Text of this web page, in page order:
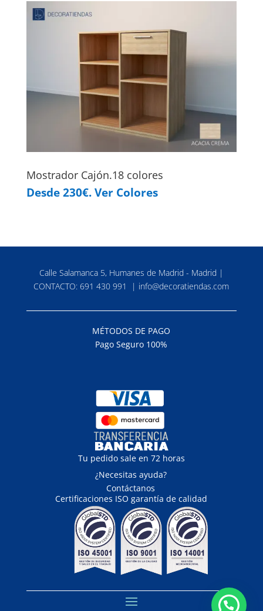
Mostrador Cajón.18 colores
Desde 230€. Ver Colores
Calle Salamanca 5, Humanes de Madrid - Madrid |
CONTACTO:691 430 991 | info@decoratiendas.com
MÉTODOS DE PAGO
Pago Seguro 100%
Tu pedido sale en 72 horas
¿Necesitas ayuda?
Contáctanos
Certificaciones ISO garantía de calidad